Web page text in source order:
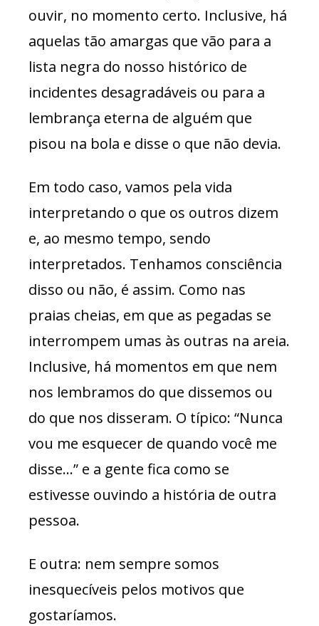
ouvir, no momento certo. Inclusive, há
aquelas tão amargas que vão para a
lista negra do nosso histórico de
incidentes desagradáveis ou para a
lembrança eterna de alguém que
pisou na bola e disse o que não devia.
Em todo caso, vamos pela vida
interpretando o que os outros dizem
e, ao mesmo tempo, sendo
interpretados. Tenhamos consciência
disso ou não, é assim. Como nas
praias cheias, em que as pegadas se
interrompem umas às outras na areia.
Inclusive, há momentos em que nem
nos lembramos do que dissemos ou
do que nos disseram. O típico: “Nunca
vou me esquecer de quando você me
disse…” e a gente fica como se
estivesse ouvindo a história de outra
pessoa.
E outra: nem sempre somos
inesquecíveis pelos motivos que
gostaríamos.